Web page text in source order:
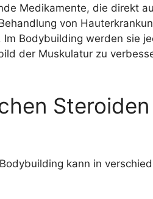
Medikamente, die direkt
von
Bodybuilding werden sie
der Muskulatur zu
Steroiden
kann in